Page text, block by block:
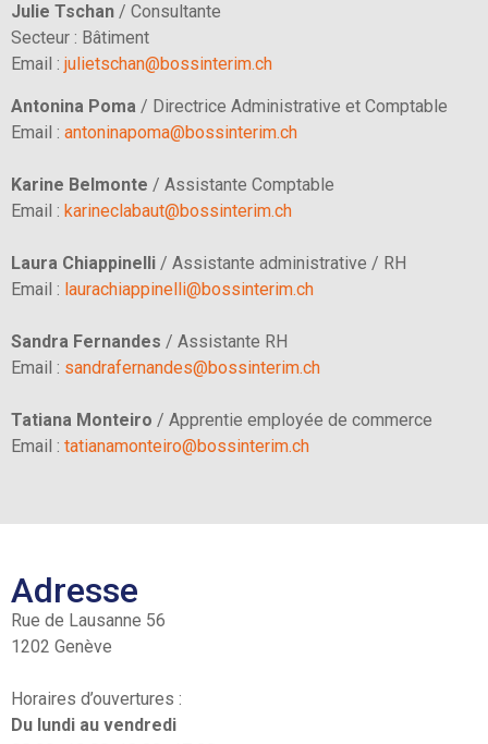
Julie Tschan / Consultante
Secteur : Bâtiment
Email : julietschan@bossinterim.ch
Antonina Poma / Directrice Administrative et Comptable​
Email : antoninapoma@bossinterim.ch
Karine Belmonte / Assistante Comptable
Email : karineclabaut@bossinterim.ch
Laura Chiappinelli / Assistante administrative / RH
Email : laurachiappinelli@bossinterim.ch
Sandra Fernandes / Assistante RH
Email : sandrafernandes@bossinterim.ch
Tatiana Monteiro / Apprentie employée de commerce
Email : tatianamonteiro@bossinterim.ch
Adresse
Rue de Lausanne 56
1202 Genève
Horaires d’ouvertures :
Du lundi au vendredi